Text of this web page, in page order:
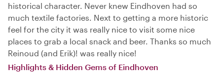
historical character. Never knew Eindhoven had so
much textile factories. Next to getting a more historic
feel for the city it was really nice to visit some nice
places to grab a local snack and beer. Thanks so much
Reinoud (and Erik)! was really nice!
Highlights & Hidden Gems of Eindhoven